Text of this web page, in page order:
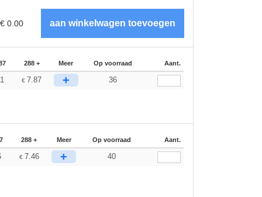
€ 0.00
288 + Meer Op voorraad Aant.
€ 7.87 + 36
288 + Meer Op voorraad Aant.
€ 7.46 + 40